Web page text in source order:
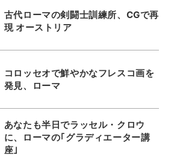
古代ローマの剣闘士訓練所、CGで再
現 オーストリア
コロッセオで鮮やかなフレスコ画を
発見、ローマ
あなたも半日でラッセル・クロウ
に、ローマの｢グラディエーター講
座｣